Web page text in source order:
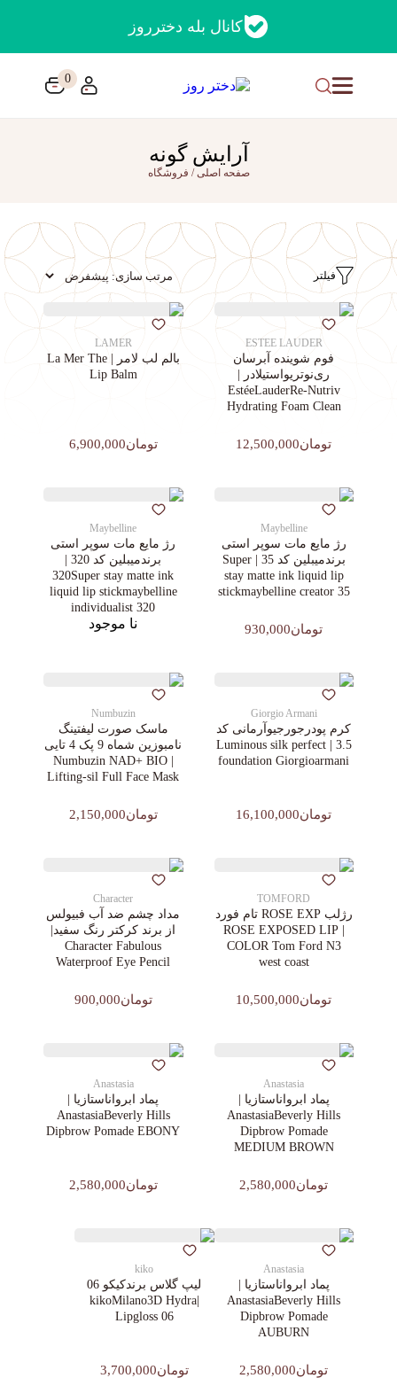
کانال بله دخترروز
0
آرایش گونه
صفحه اصلی/ فروشگاه
فیلتر
ESTEE LAUDER
فوم شوینده آبرسان
ری‌نوتریواستیلادر |
EstéeLauderRe-Nutriv
Hydrating Foam Clean
تومان12,500,000
LAMER
بالم لب لامر | La Mer The
Lip Balm
تومان6,900,000
Maybelline
رژ مایع مات سوپر استی‌
برندمیبلین کد 35 | Super
stay matte ink liquid lip
stickmaybelline creator 35
تومان930,000
Maybelline
رژ مایع مات سوپر استی‌
برندمیبلین کد 320 |
320Super stay matte ink
liquid lip stickmaybelline
individualist 320
نا موجود
Giorgio Armani
کرم پودرجورجیوآرمانی کد
3.5 | Luminous silk perfect
foundation Giorgioarmani
تومان16,100,000
Numbuzin
ماسک صورت لیفتینگ
نامبوزین شماه 9 پک 4 تایی
| Numbuzin NAD+ BIO
Lifting-sil Full Face Mask
تومان2,150,000
TOMFORD
رژلب ROSE EXP تام فورد
| ROSE EXPOSED LIP
COLOR Tom Ford N3
west coast
تومان10,500,000
Character
مداد چشم ضد آب فبیولس
از برند کرکتر رنگ سفید|
Character Fabulous
Waterproof Eye Pencil
تومان900,000
Anastasia
پماد ابرواناستازیا |
AnastasiaBeverly Hills
Dipbrow Pomade
MEDIUM BROWN
تومان2,580,000
Anastasia
پماد ابرواناستازیا |
AnastasiaBeverly Hills
Dipbrow Pomade EBONY
تومان2,580,000
Anastasia
پماد ابرواناستازیا |
AnastasiaBeverly Hills
Dipbrow Pomade
AUBURN
تومان2,580,000
kiko
لیپ گلاس‌ برندکیکو 06
|kikoMilano3D Hydra
Lipgloss 06
تومان3,700,000